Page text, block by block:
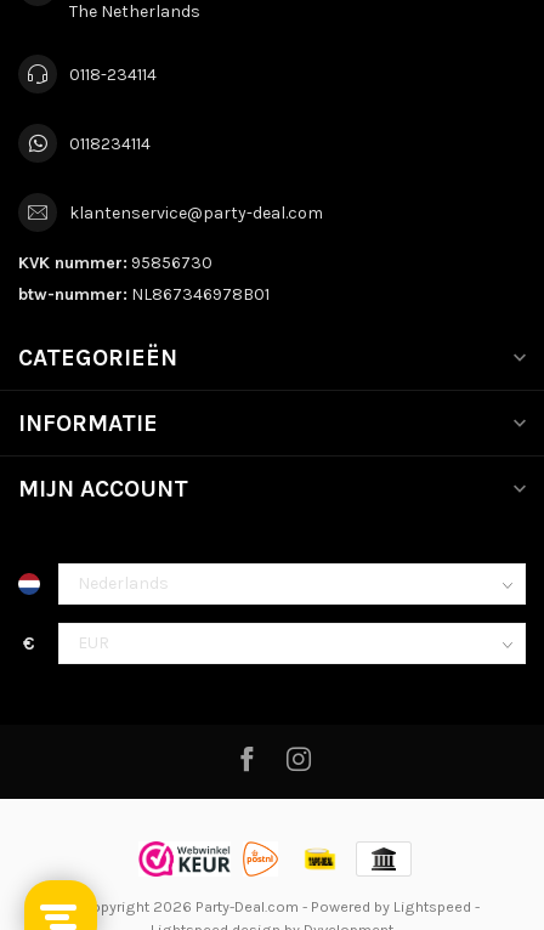
The Netherlands
0118-234114
0118234114
klantenservice@party-deal.com
KVK nummer: 95856730
btw-nummer: NL867346978B01
CATEGORIEËN
INFORMATIE
MIJN ACCOUNT
€
© Copyright 2026 Party-Deal.com - Powered by Lightspeed -